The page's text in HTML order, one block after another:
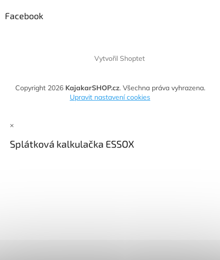
Facebook
Vytvořil Shoptet
Copyright 2026 KajakarSHOP.cz. Všechna práva vyhrazena.
Upravit nastavení cookies
×
Splátková kalkulačka ESSOX